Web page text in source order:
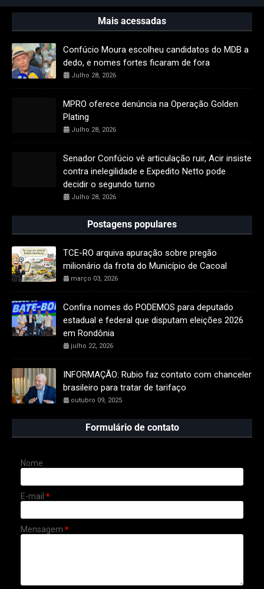
Mais acessadas
Confúcio Moura escolheu candidatos do MDB a
dedo, e nomes fortes ficaram de fora
Julho 28, 2026
MPRO oferece denúncia na Operação Golden
Plating
Julho 28, 2026
Senador Confúcio vê articulação ruir, Acir insiste
contra inelegilidade e Expedito Netto pode
decidir o segundo turno
Julho 28, 2026
Postagens populares
TCE-RO arquiva apuração sobre pregão
milionário da frota do Município de Cacoal
março 03, 2026
Confira nomes do PODEMOS para deputado
estadual e federal que disputam eleições 2026
em Rondônia
julho 22, 2026
INFORMAÇÃO: Rubio faz contato com chanceler
brasileiro para tratar de tarifaço
outubro 09, 2025
Formulário de contato
Nome
E-mail *
Mensagem *